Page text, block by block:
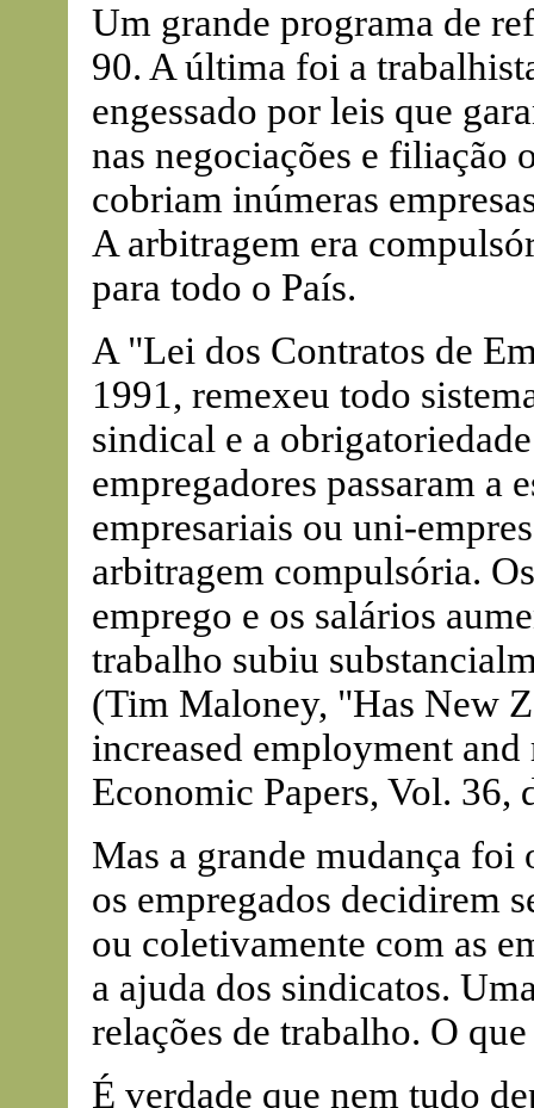
Um grande programa de
90. A última foi a
engessado por leis que
nas negociações e filiação
cobriam inúmeras
A arbitragem era
para todo o País.
A "Lei dos Contratos de
1991, remexeu todo
sindical e a
empregadores passaram a
empresariais ou uni-
arbitragem compulsória.
emprego e os salários
trabalho subiu
(Tim Maloney, "Has New
increased employment
Economic Papers, Vol. 36,
Mas a grande mudança
os empregados decidirem
ou coletivamente com as
a ajuda dos sindicatos.
relações de trabalho. O
É verdade que nem tudo